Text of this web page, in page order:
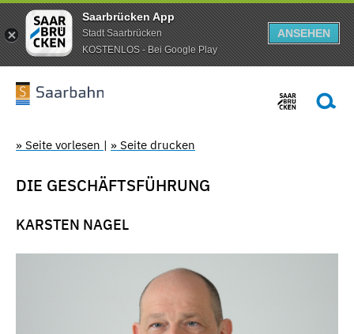
Saarbrücken App
Stadt Saarbrücken
KOSTENLOS - Bei Google Play
ANSEHEN
» Seite vorlesen | » Seite drucken
DIE GESCHÄFTSFÜHRUNG
KARSTEN NAGEL